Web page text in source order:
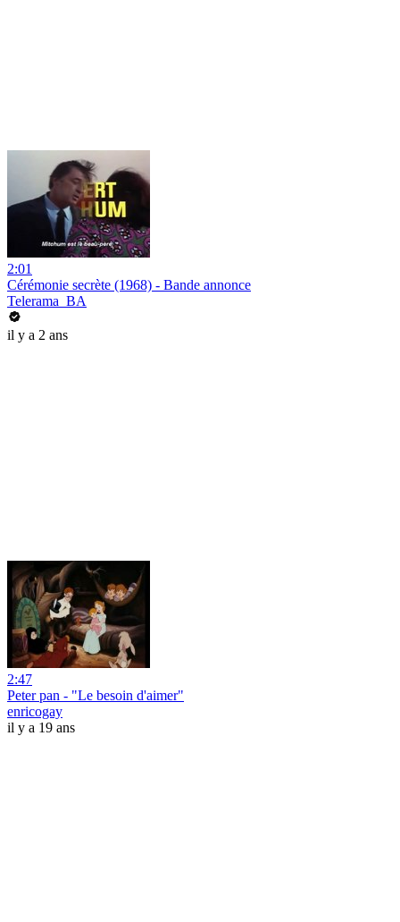
2:01
Cérémonie secrète (1968) - Bande annonce
Telerama_BA
il y a 2 ans
2:47
Peter pan - "Le besoin d'aimer"
enricogay
il y a 19 ans